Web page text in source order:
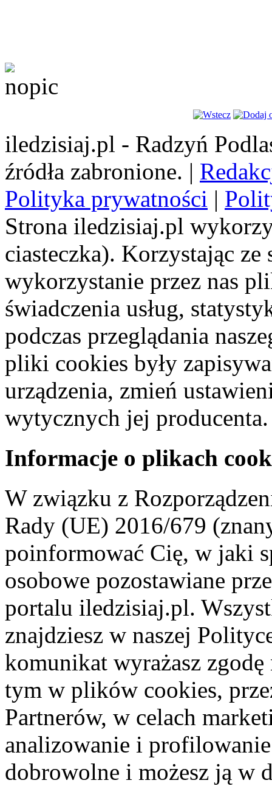
iledzisiaj.pl - Radzyń
źródła zabronione. |
Polityka prywatności |
Strona iledzisiaj.pl
ciasteczka). Korzystając
wykorzystanie przez nas
świadczenia usług,
podczas przeglądania
pliki cookies były
urządzenia, zmień
wytycznych jej producenta.
Informacje o plikach
W związku z
Rady (UE) 2016/679
poinformować Cię, w jaki
osobowe pozostawiane
portalu iledzisiaj.pl.
znajdziesz w naszej
komunikat wyrażasz
tym w plików cookies,
Partnerów, w celach
analizowanie i
dobrowolne i możesz ją w